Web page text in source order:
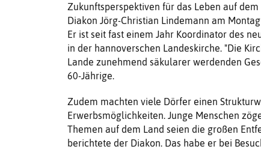
Zukunftsperspektiven für das Leben auf
Diakon Jörg-Christian Lindemann am
Er ist seit fast einem Jahr Koordinator des
in der hannoverschen Landeskirche. "Die
Lande zunehmend säkularer werdenden
60-Jährige.
Zudem machten viele Dörfer einen
Erwerbsmöglichkeiten. Junge Menschen
Themen auf dem Land seien die großen
berichtete der Diakon. Das habe er bei